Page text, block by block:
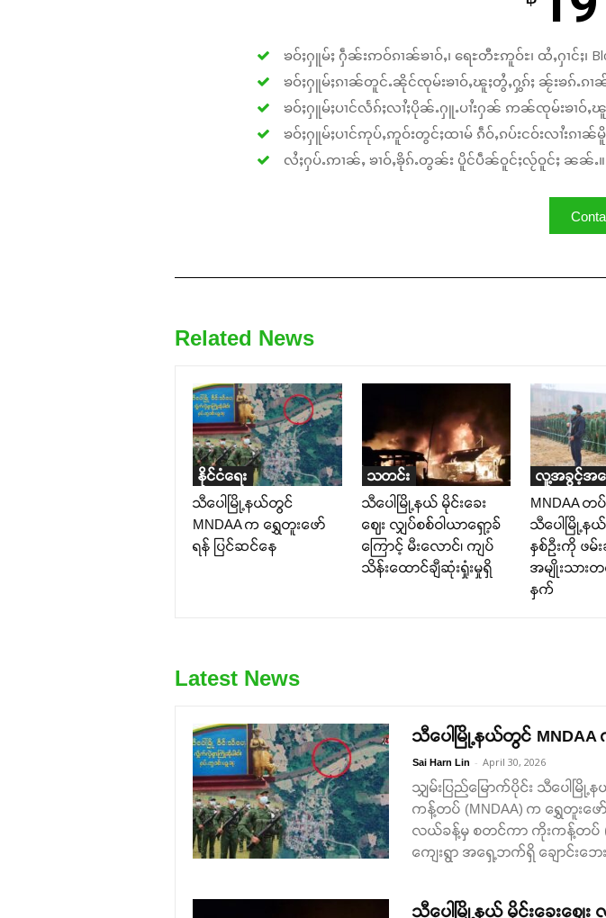
ၶဝ်ႈႁူမ်ႈ ႁဵၼ်းဢဝ်ၵၢၼ်ၶၢဝ်ႇ၊ ရေႊတီႊဢူဝ်ႊ၊ ထႆႇႁၢင်ႈ
ၶဝ်ႈႁူမ်ႈၵၢၼ်တူင်ႉၼိုင်ၸုမ်းၶၢဝ်ႇၽူႈတွႆႇႁွၵ်ႈ ၼႂ်းၶၵ်ႉၵၢ
ၶဝ်ႈႁူမ်ႈပၢင်လႅၵ်ႈလၢႆႈပိုၼ်ႉႁူႉပၢႆးႁၼ် ဢၼ်ၸုမ်းၶၢဝ်ႇ
ၶဝ်ႈႁူမ်ႈပၢင်ဢုပ်ႇဢူဝ်းတွင်ႈထၢမ် ၵဵဝ်ႇၵပ်းငဝ်းလၢႆးၵၢၼ်
လႆႈႁပ်ႉဢၢၼ်ႇ ၶၢဝ်ႇၶိုၵ်ႉတွၼ်း ပိူင်ပဵၼ်ဝူင်ႈလႂ်ဝူင်ႈ ၼၼ်ႉ။
Related News
နိုင်ငံရေး
သီပေါမြို့နယ်တွင်
MNDAA က ရွှေတူးဖော်
ရန် ပြင်ဆင်နေ
သတင်း
သီပေါမြို့နယ် မိုင်းခေး
ဈေး လျှပ်စစ်ဝါယာရှော့ခ်
ကြောင့် မီးလောင်၊ ကျပ်
သိန်းထောင်ချီဆုံးရှုံးမှုရှိ
လူ့အခွင့်အရ
MNDAA တ
သီပေါမြို့နယ်
နှစ်ဦးကို ဖမ်း
အမျိုးသား
နှက်
Latest News
သီပေါမြို့နယ်တွင် MNDAA
Sai Harn Lin - April 30, 2026
သျှမ်းပြည်မြောက်ပိုင်း သီပေါမြို့
ကန့်တပ် (MNDAA) က ရွှေတူးဖေ
လယ်ခန့်မှ စတင်ကာ ကိုးကန့်တပ်
ကျေးရွာ အရှေ့ဘက်ရှိ ချောင်းဘ
သီပေါမြို့နယ် မိုင်းခေးဈေး